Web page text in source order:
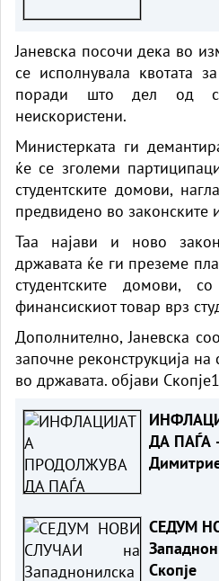
Јаневска посочи дека во
се исполнувала квотата
поради што дел од
неискористени.
Министерката ги
ќе се зголеми
студентските домови,
предвидено во законските
Таа најави и ново
државата ќе ги преземе
студентските домови,
финансискиот товар врз
Дополнително, Јаневска
започне реконструкција на
во државата. објави
ДА ПАЃА
СЕДУМ
Скопје